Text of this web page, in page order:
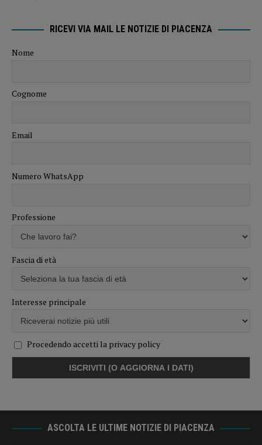
RICEVI VIA MAIL LE NOTIZIE DI PIACENZA
Nome
Cognome
Email
Numero WhatsApp
Professione
Fascia di età
Interesse principale
Procedendo accetti la privacy policy
ASCOLTA LE ULTIME NOTIZIE DI PIACENZA